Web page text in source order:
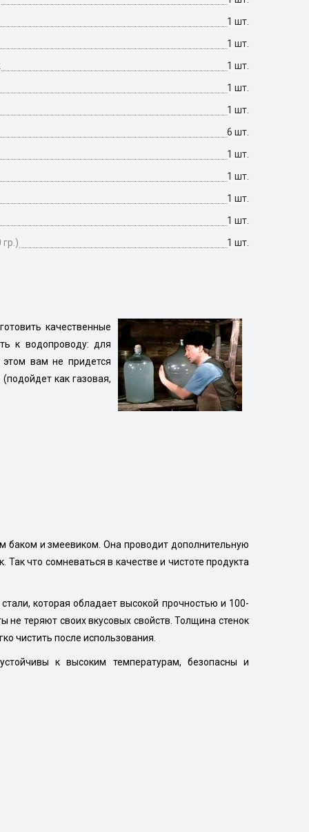
1 шт.
1 шт.
1 шт.
1 шт.
1 шт.
6 шт.
1 шт.
1 шт.
1 шт.
1 шт.
1 шт.
качественные
к водопроводу: для
этом вам не придется
как газовая,
баком и змеевиком. Она проводит дополнительную
что сомневаться в качестве и чистоте продукта
которая обладает высокой прочностью и 100-
не теряют своих вкусовых свойств. Толщина стенок
чистить после использования.
к высоким температурам, безопасны и